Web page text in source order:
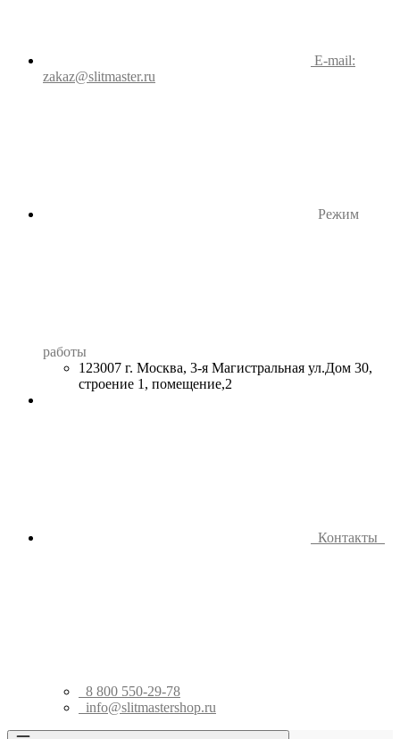
E-mail:
zakaz@slitmaster.ru
Режим
работы
123007 г. Москва, 3-я Магистральная ул.Дом 30,
строение 1, помещение,2
Контакты
8 800 550-29-78
info@slitmastershop.ru